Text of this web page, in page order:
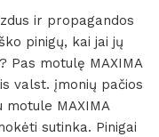
ir propagandos
pinigų, kai jai jų
Pas motulę MAXIMA
valst. įmonių pačios
motule MAXIMA
sutinka. Pinigai